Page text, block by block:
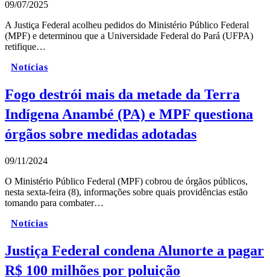
09/07/2025
A Justiça Federal acolheu pedidos do Ministério Público Federal
(MPF) e determinou que a Universidade Federal do Pará (UFPA)
retifique…
Notícias
Fogo destrói mais da metade da Terra
Indígena Anambé (PA) e MPF questiona
órgãos sobre medidas adotadas
09/11/2024
O Ministério Público Federal (MPF) cobrou de órgãos públicos,
nesta sexta-feira (8), informações sobre quais providências estão
tomando para combater…
Notícias
Justiça Federal condena Alunorte a pagar
R$ 100 milhões por poluição